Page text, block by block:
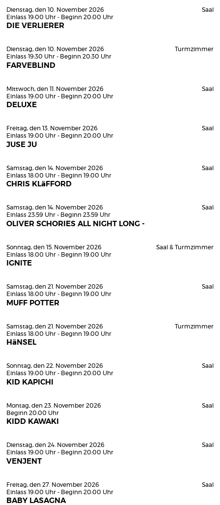
Dienstag, den 10. November 2026
Einlass 19:00 Uhr - Beginn 20:00 Uhr
DIE VERLIERER
Saal
Dienstag, den 10. November 2026
Einlass 19:30 Uhr - Beginn 20:30 Uhr
FARVEBLIND
Turmzimmer
Mittwoch, den 11. November 2026
Einlass 19:00 Uhr - Beginn 20:00 Uhr
DELUXE
Saal
Freitag, den 13. November 2026
Einlass 19:00 Uhr - Beginn 20:00 Uhr
JUSE JU
Saal
Samstag, den 14. November 2026
Einlass 18:00 Uhr - Beginn 19:00 Uhr
CHRIS KLäFFORD
Saal
Samstag, den 14. November 2026
Einlass 23:59 Uhr - Beginn 23:59 Uhr
OLIVER SCHORIES ALL NIGHT LONG -
Saal
Sonntag, den 15. November 2026
Einlass 18:00 Uhr - Beginn 19:00 Uhr
IGNITE
Saal & Turmzimmer
Samstag, den 21. November 2026
Einlass 18:00 Uhr - Beginn 19:00 Uhr
MUFF POTTER
Saal
Samstag, den 21. November 2026
Einlass 18:00 Uhr - Beginn 19:00 Uhr
HäNSEL
Turmzimmer
Sonntag, den 22. November 2026
Einlass 19:00 Uhr - Beginn 20:00 Uhr
KID KAPICHI
Saal
Montag, den 23. November 2026
Beginn 20:00 Uhr
KIDD KAWAKI
Saal
Dienstag, den 24. November 2026
Einlass 19:00 Uhr - Beginn 20:00 Uhr
VENJENT
Saal
Freitag, den 27. November 2026
Einlass 19:00 Uhr - Beginn 20:00 Uhr
BABY LASAGNA
Saal